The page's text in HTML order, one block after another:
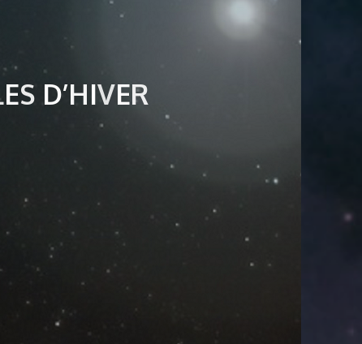
ES D’HIVER